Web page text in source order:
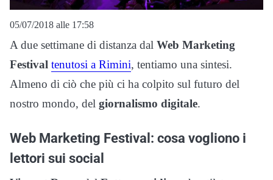
05/07/2018 alle 17:58
A due settimane di distanza dal Web Marketing
Festival tenutosi a Rimini, tentiamo una sintesi.
Almeno di ciò che più ci ha colpito sul futuro del
nostro mondo, del giornalismo digitale.
Web Marketing Festival: cosa vogliono i
lettori sui social